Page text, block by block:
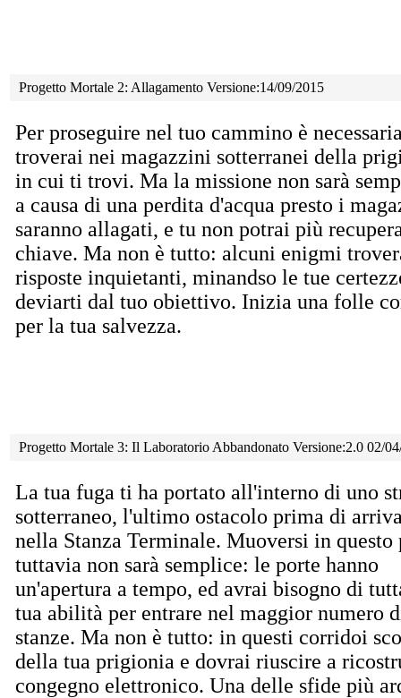
Progetto Mortale 2: Allagamento Versione:14/09/2015
Per proseguire nel tuo cammino è
troverai nei magazzini sotterranei della
in cui ti trovi. Ma la missione non sarà
a causa di una perdita d'acqua presto i
saranno allagati, e tu non potrai più
chiave. Ma non è tutto: alcuni enigmi
risposte inquietanti, minandso le tue
deviarti dal tuo obiettivo. Inizia una folle
per la tua salvezza.
Progetto Mortale 3: Il Laboratorio Abbandonato Versione:2.0 02/
La tua fuga ti ha portato all'interno di uno
sotterraneo, l'ultimo ostacolo prima di
nella Stanza Terminale. Muoversi in questo
tuttavia non sarà semplice: le porte hanno
un'apertura a tempo, ed avrai bisogno di
tua abilità per entrare nel maggior numero
stanze. Ma non è tutto: in questi corridoi
della tua prigionia e dovrai riuscire a
congegno elettronico. Una delle sfide più